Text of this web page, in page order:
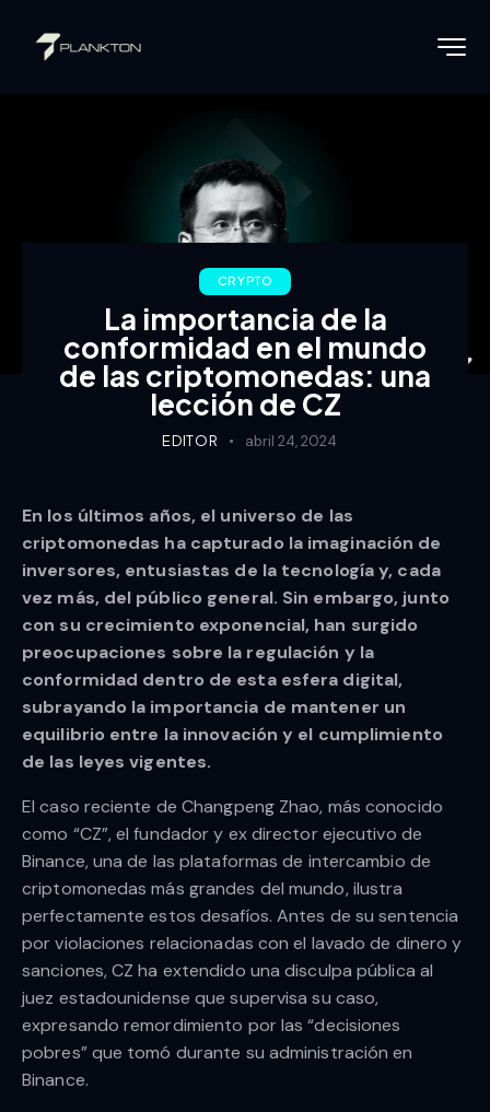
CRYPTO
La importancia de la
conformidad en el mundo
de las criptomonedas: una
lección de CZ
EDITOR abril 24, 2024
En los últimos años, el universo de las
criptomonedas ha capturado la imaginación de
inversores, entusiastas de la tecnología y, cada
vez más, del público general. Sin embargo, junto
con su crecimiento exponencial, han surgido
preocupaciones sobre la regulación y la
conformidad dentro de esta esfera digital,
subrayando la importancia de mantener un
equilibrio entre la innovación y el cumplimiento
de las leyes vigentes.
El caso reciente de Changpeng Zhao, más conocido
como “CZ”, el fundador y ex director ejecutivo de
Binance, una de las plataformas de intercambio de
criptomonedas más grandes del mundo, ilustra
perfectamente estos desafíos. Antes de su sentencia
por violaciones relacionadas con el lavado de dinero y
sanciones, CZ ha extendido una disculpa pública al
juez estadounidense que supervisa su caso,
expresando remordimiento por las “decisiones
pobres” que tomó durante su administración en
Binance.